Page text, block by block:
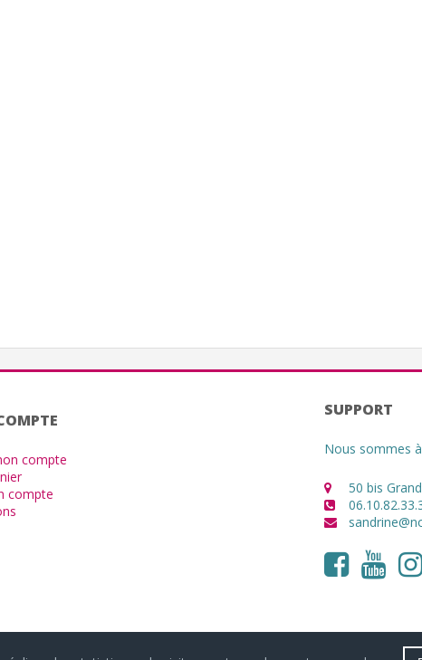
compte
compte
SUPPORT
Nous sommes
50 bis